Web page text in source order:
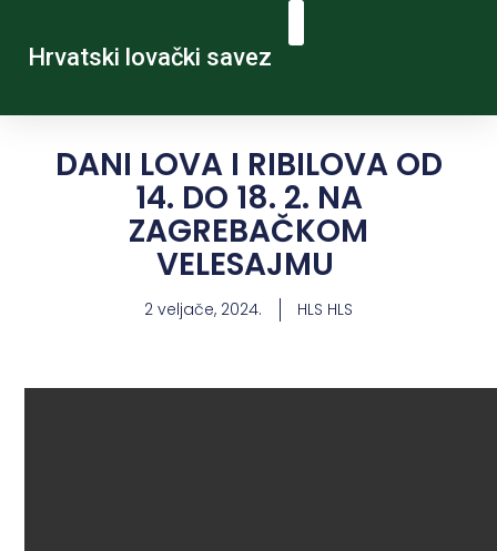
Hrvatski lovački savez
DANI LOVA I RIBILOVA OD
14. DO 18. 2. NA
ZAGREBAČKOM
VELESAJMU
2 veljače, 2024. HLS HLS